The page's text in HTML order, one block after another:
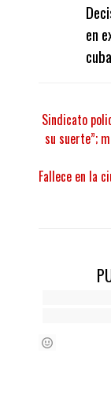
en
Sindicato
su suerte”;
Fallece en la